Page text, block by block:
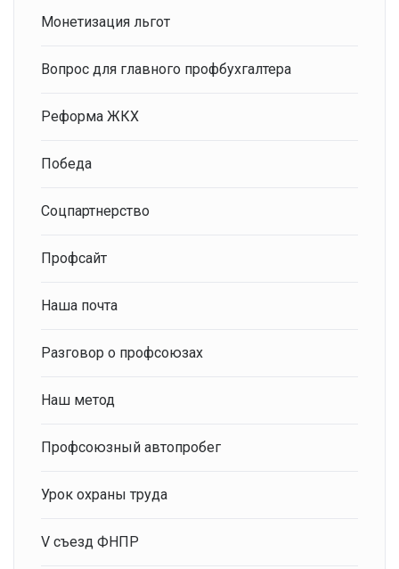
Монетизация льгот
Вопрос для главного профбухгалтера
Реформа ЖКХ
Победа
Соцпартнерство
Профсайт
Наша почта
Разговор о профсоюзах
Наш метод
Профсоюзный автопробег
Урок охраны труда
V съезд ФНПР